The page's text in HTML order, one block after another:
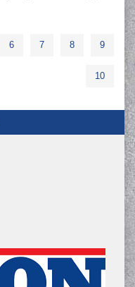
6 7 8 9
10